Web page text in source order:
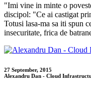
"Imi vine in minte o
discipol: "Ce ai castigat
Totusi lasa-ma sa iti spun
insecuritate, frica de
27 September, 2015
Alexandru Dan - Cloud